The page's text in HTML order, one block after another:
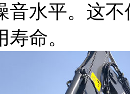
音水平。这
命。